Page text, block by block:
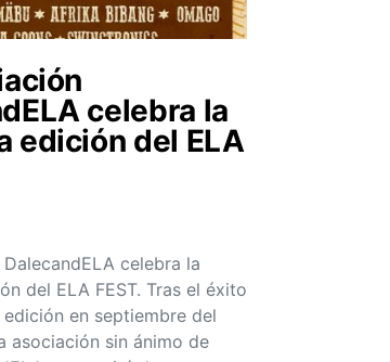
celebra la
edición del ELA
celebra la
del ELA FEST. Tras el éxito
en septiembre del
asociación sin ánimo de